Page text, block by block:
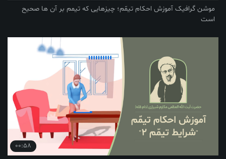
آموزش احکام تیمّم؛ چیزهایی که تیمم بر آن ها صحیح
00:58